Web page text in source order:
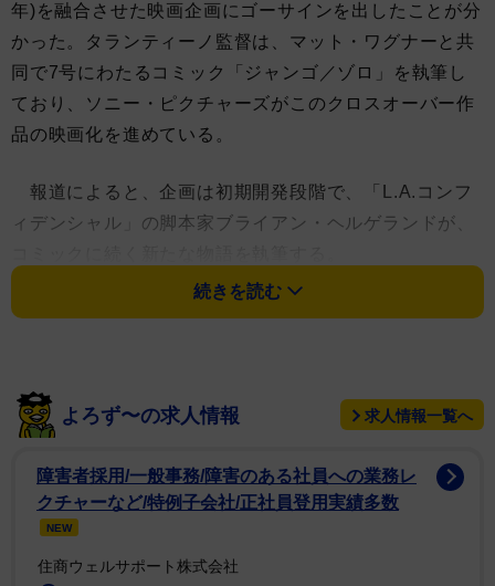
年)を融合させた映画企画にゴーサインを出したことが分
かった。タランティーノ監督は、マット・ワグナーと共
同で7号にわたるコミック「ジャンゴ／ゾロ」を執筆し
ており、ソニー・ピクチャーズがこのクロスオーバー作
品の映画化を進めている。
報道によると、企画は初期開発段階で、「L.A.コンフ
ィデンシャル」の脚本家ブライアン・ヘルゲランドが、
原作コミックでは、賞金稼ぎとなったジャンゴが、ゾ
ではジェイミー・フォックスがジャンゴ・フリーマン
を、「マスク・オブ・ゾロ」ではドン・ディエゴはアン
ソニー・ホプキンスが演じ、ゾロの仮面はアレハンド
ロ・ムリエッタ（アントニオ・バンデラス）に受け継が
れた。新作映画は若きゾロに焦点を当てるとみられてい
る。
続きを読む
よろず〜の求人情報 求人情報一覧へ
障害者採用/一般事務/障害のある社員への業務レ
クチャーなど/特例子会社/正社員登用実績多数
NEW
住商ウェルサポート株式会社